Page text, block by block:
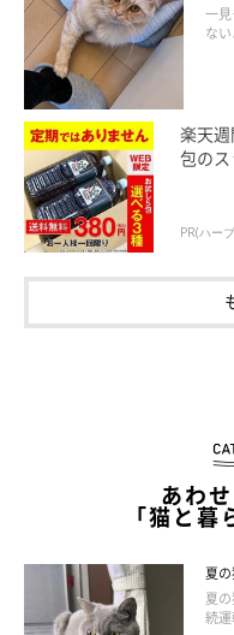
「1才半の保護猫で、性
ケージ内に小さなダン
こで丸まっていた」
「1カ月くらい物陰に隠
となっていました。や
した」
「1週間トイレにこもっ
「比較的すぐにゴハン
一
な
楽天
包の
PR(ハー
あわ
「猫と
夏
夏
続